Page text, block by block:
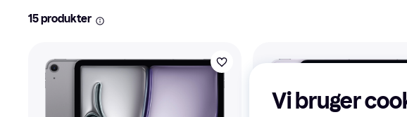
15 produkter
Vi bruger